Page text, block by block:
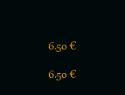
6.50 €
6.50 €